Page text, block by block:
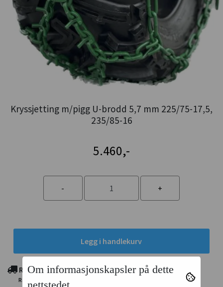
Kryssjetting m/pigg U-brodd 5,7 mm 225/75-17,5,
235/85-16
5.460,-
Legg i handlekurv
Rimelig frakt
Rask levering fra eget lager i Trondheim
Om informasjonskapsler på dette